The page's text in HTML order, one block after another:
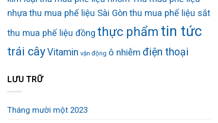
nhựa thu mua phế liệu Sài Gòn thu mua phế liệu sắt
thu mua phế liệu đồng thực phẩm tin tức
trái câyVitamin vận động ô nhiễm điện thoại
LƯU TRỮ
Tháng mười một 2023